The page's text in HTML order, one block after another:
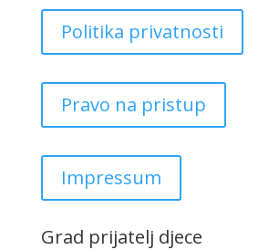
Politika privatnosti
Pravo na pristup
Impressum
Grad prijatelj djece